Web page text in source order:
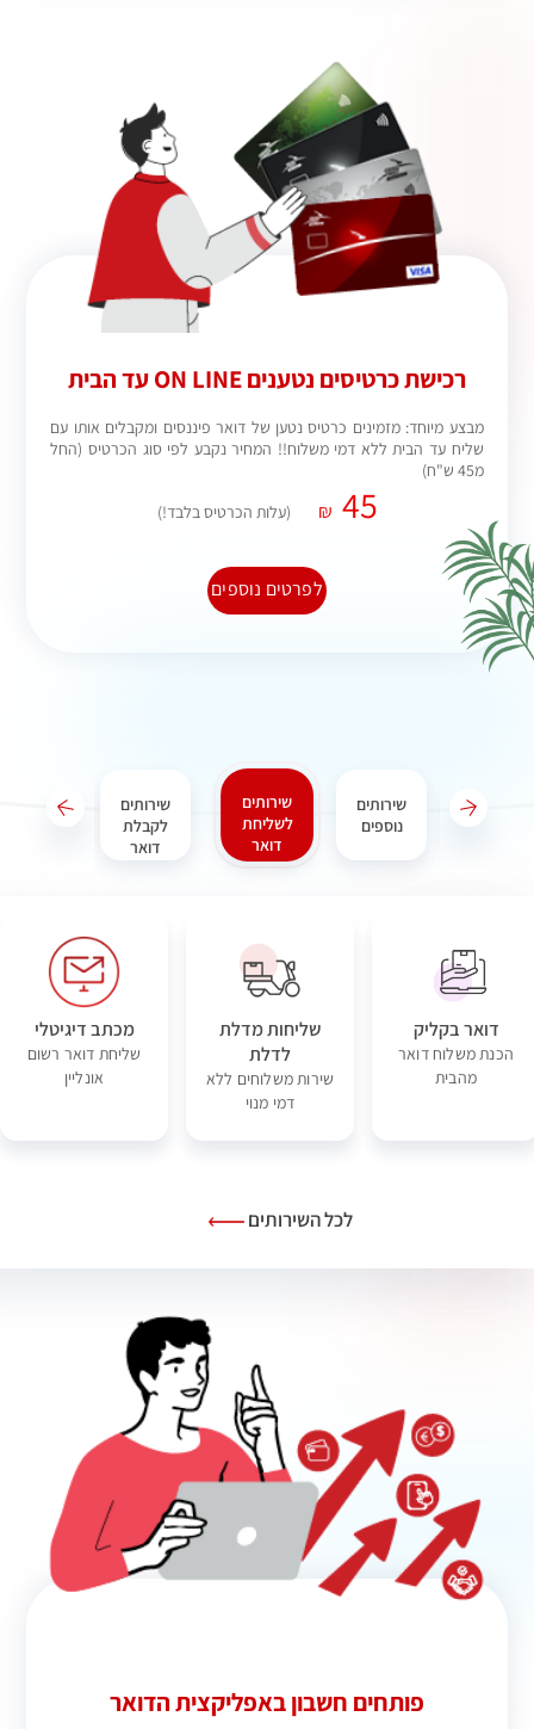
רכישת כרטיסים נטענים ON LINE עד הבית
מבצע מיוחד: מזמינים כרטיס נטען של דואר פיננסים ומקבלים אותו עם
שליח עד הבית ללא דמי משלוח!! המחיר נקבע לפי סוג הכרטיס (החל
מ45 ש"ח)
45
₪ (עלות הכרטיס בלבד!)
לפרטים נוספים
שירותי מידע
שירותים
נוספים
שירותים
לשליחת
דואר
שירותים
לקבלת
דואר
דואר בקליק
הכנת משלוח דואר
מהבית
שליחות מדלת
לדלת
שירות משלוחים ללא
דמי מנוי
מכתב דיגיטלי
שליחת דואר רשום
אונליין
לכל השירותים
פותחים חשבון באפליקצית הדואר